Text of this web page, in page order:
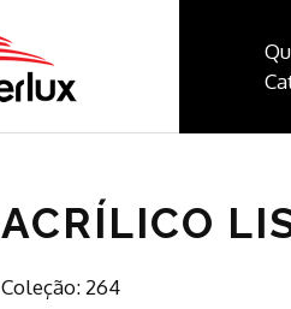
ACRÍLICO
Coleção: 264